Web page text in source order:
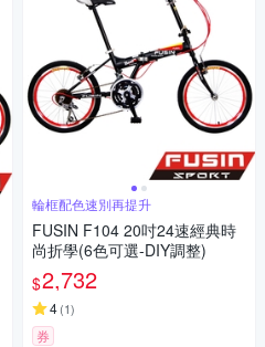
輪框配色速別再提升
FUSIN F104 20吋24速經典時
尚折學(6色可選-DIY調整)
$2,732
4(1)
券